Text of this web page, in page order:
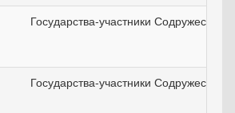
Государства-участники Содружества
Государства-участники Содружества